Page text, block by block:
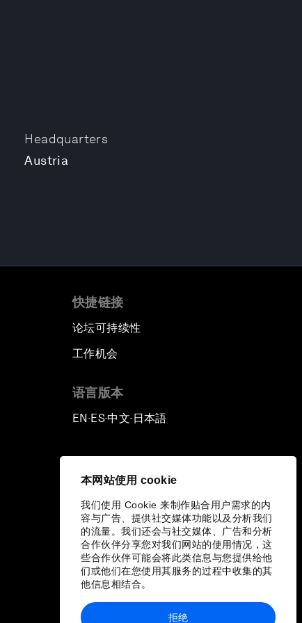
本网站使用 cookie
我们使用 Cookie 来制作贴合用户需求的内
容与广告、提供社交媒体功能以及分析我们
的流量。我们还会与社交媒体、广告和分析
合作伙伴分享您对我们网站的使用情况，这
些合作伙伴可能会将此类信息与您提供给他
们或他们在您使用其服务的过程中收集的其
他信息相结合。
拒绝
Headquarters
Austria
快捷链接
论坛可持续性
工作机会
语言版本
EN ▪ES▪中文▪ 日本語